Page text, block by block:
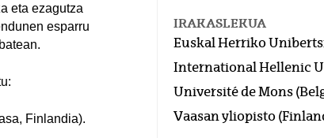
eta ezagutza
esparru
Finlandia).
IRAKASLEKUA
Euskal Herriko
International Hellenic
Université de Mons
Vaasan yliopisto